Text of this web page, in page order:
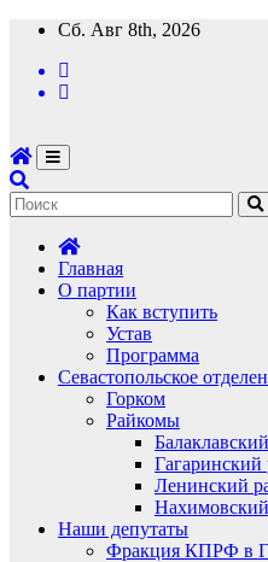
Перейти
содержимому
Сб. Авг 8th, 2026
Главная
О партии
Как вступить
Устав
Программа
Севастопольское
Горком
Райкомы
Ленинский
Наши депутаты
Фракция КПРФ в